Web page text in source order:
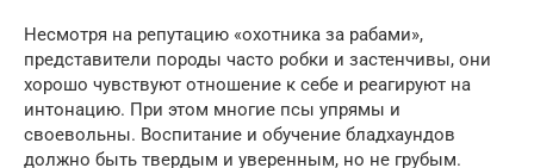
Несмотря на репутацию «охотника за рабами»,
представители породы часто робки и застенчивы, они
хорошо чувствуют отношение к себе и реагируют на
интонацию. При этом многие псы упрямы и
своевольны. Воспитание и обучение бладхаундов
должно быть твердым и уверенным, но не грубым.